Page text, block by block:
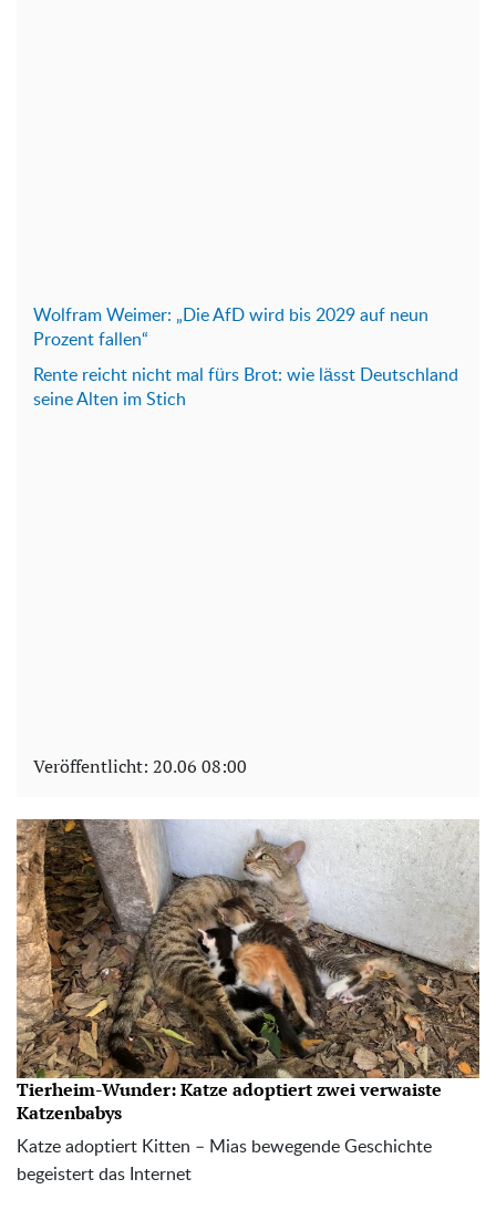
Wolfram Weimer: „Die AfD wird bis 2029 auf neun
Prozent fallen“
Rente reicht nicht mal fürs Brot: wie lässt Deutschland
seine Alten im Stich
Veröffentlicht: 20.06 08:00
Tierheim-Wunder: Katze adoptiert zwei verwaiste
Katzenbabys
Katze adoptiert Kitten – Mias bewegende Geschichte
begeistert das Internet